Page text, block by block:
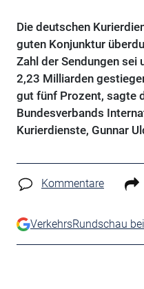
Die deutschen
guten Konjunktur
Zahl der Sendungen
2,23 Milliarden
gut fünf Prozent, sagte
Bundesverbands
Kurierdienste, Gunnar
Kommentare
VerkehrsRundschau